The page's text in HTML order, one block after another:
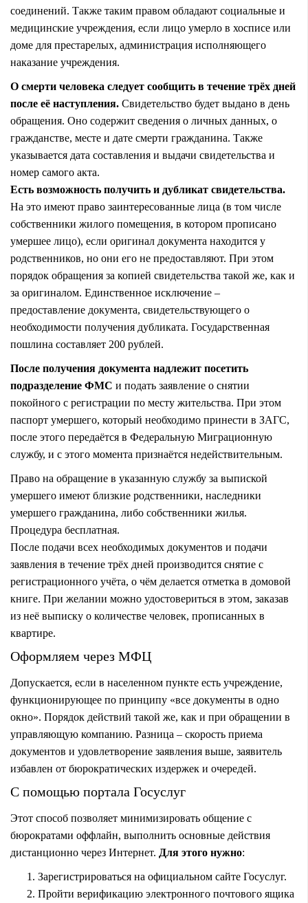
соединений. Также таким правом обладают социальные и
медицинские учреждения, если лицо умерло в хосписе или
доме для престарелых, администрация исполняющего
наказание учреждения.
О смерти человека следует сообщить в течение трёх дней
после её наступления. Свидетельство будет выдано в день
обращения. Оно содержит сведения о личных данных, о
гражданстве, месте и дате смерти гражданина. Также
указывается дата составления и выдачи свидетельства и
номер самого акта.
Есть возможность получить и дубликат свидетельства.
На это имеют право заинтересованные лица (в том числе
собственники жилого помещения, в котором прописано
умершее лицо), если оригинал документа находится у
родственников, но они его не предоставляют. При этом
порядок обращения за копией свидетельства такой же, как и
за оригиналом. Единственное исключение –
предоставление документа, свидетельствующего о
необходимости получения дубликата. Государственная
пошлина составляет 200 рублей.
После получения документа надлежит посетить
подразделение ФМС и подать заявление о снятии
покойного с регистрации по месту жительства. При этом
паспорт умершего, который необходимо принести в ЗАГС,
после этого передаётся в Федеральную Миграционную
службу, и с этого момента признаётся недействительным.
Право на обращение в указанную службу за выпиской
умершего имеют близкие родственники, наследники
умершего гражданина, либо собственники жилья.
Процедура бесплатная.
После подачи всех необходимых документов и подачи
заявления в течение трёх дней производится снятие с
регистрационного учёта, о чём делается отметка в домовой
книге. При желании можно удостовериться в этом, заказав
из неё выписку о количестве человек, прописанных в
квартире.
Оформляем через МФЦ
Допускается, если в населенном пункте есть учреждение,
функционирующее по принципу «все документы в одно
окно». Порядок действий такой же, как и при обращении в
управляющую компанию. Разница – скорость приема
документов и удовлетворение заявления выше, заявитель
избавлен от бюрократических издержек и очередей.
С помощью портала Госуслуг
Этот способ позволяет минимизировать общение с
бюрократами оффлайн, выполнить основные действия
дистанционно через Интернет. Для этого нужно:
Зарегистрироваться на официальном сайте Госуслуг.
Пройти верификацию электронного почтового ящика